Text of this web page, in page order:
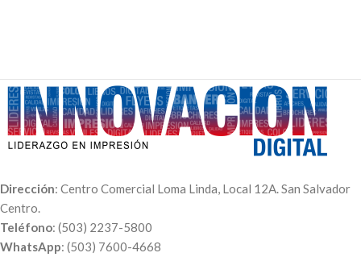
Dirección: Centro Comercial Loma Linda, Local 12A. San Salvador
Centro.
Teléfono: (503) 2237-5800
WhatsApp: (503) 7600-4668